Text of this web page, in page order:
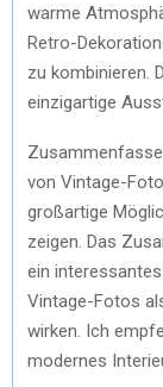
warme
Retro-
zu kombinieren.
einzigartige
von Vintage-
großartige
zeigen. Das
ein
Vintage-Fotos
wirken. Ich
modernes